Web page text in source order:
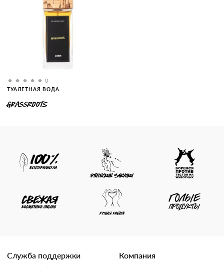
0
ТУАЛЕТНАЯ ВОДА
GRASSROOTS
Служба поддержки Компания